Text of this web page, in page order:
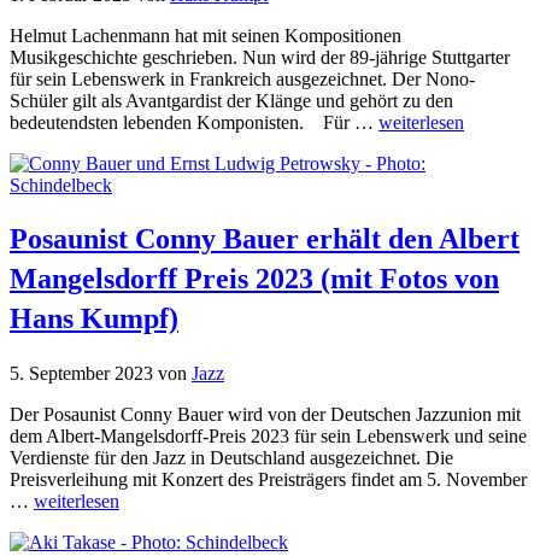
Helmut Lachenmann hat mit seinen Kompositionen
Musikgeschichte geschrieben. Nun wird der 89-jährige Stuttgarter
für sein Lebenswerk in Frankreich ausgezeichnet. Der Nono-
Schüler gilt als Avantgardist der Klänge und gehört zu den
bedeutendsten lebenden Komponisten. Für … weiterlesen
Posaunist Conny Bauer erhält den Albert
Mangelsdorff Preis 2023 (mit Fotos von
Hans Kumpf)
5. September 2023 von Jazz
Der Posaunist Conny Bauer wird von der Deutschen Jazzunion mit
dem Albert-Mangelsdorff-Preis 2023 für sein Lebenswerk und seine
Verdienste für den Jazz in Deutschland ausgezeichnet. Die
Preisverleihung mit Konzert des Preisträgers findet am 5. November
… weiterlesen